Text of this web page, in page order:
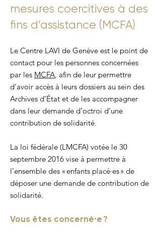
mesures coercitives à des
fins d’assistance (MCFA)
Le Centre LAVI de Genève est le point de
contact pour les personnes concernées
par les MCFA, afin de leur permettre
d’avoir accès à leurs dossiers au sein des
Archives d’État et de les accompagner
dans leur demande d’octroi d’une
contribution de solidarité.
La loi fédérale (LMCFA) votée le 30
septembre 2016 vise à permettre à
l’ensemble des « enfants placé·es » de
déposer une demande de contribution de
solidarité.
Vous êtes concerné·e ?